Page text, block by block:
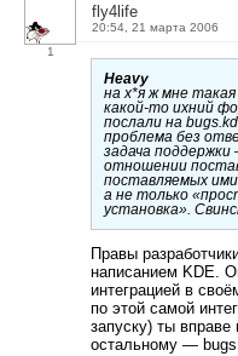
1
fly4life
20:54, 21 марта 2006
Heavy
на х*я ж мне
какой-то ихний
послали на
проблема без
задача
отношении
поставляемых
а не только
установка».
Правы
написанием KDE.
интеграцией в
по этой самой
запуску) ты
остальному —